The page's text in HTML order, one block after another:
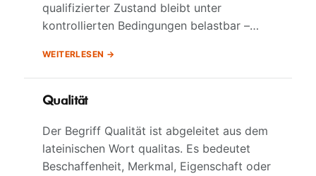
qualifizierter Zustand bleibt unter
kontrollierten Bedingungen belastbar –…
WEITERLESEN
Qualität
Der Begriff Qualität ist abgeleitet aus dem
lateinischen Wort qualitas. Es bedeutet
Beschaffenheit, Merkmal, Eigenschaft oder